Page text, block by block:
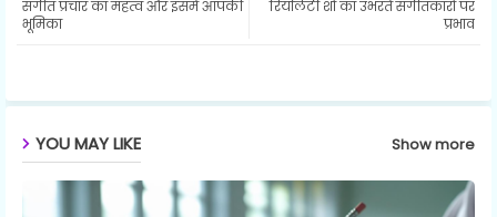
ter ats
p
रियलिटी शो का उभरते संगीतकारों पर
प्रभाव
संगीत प्रचार का महत्व और इसमें आपकी
भूमिका
YOU MAY LIKE Show more